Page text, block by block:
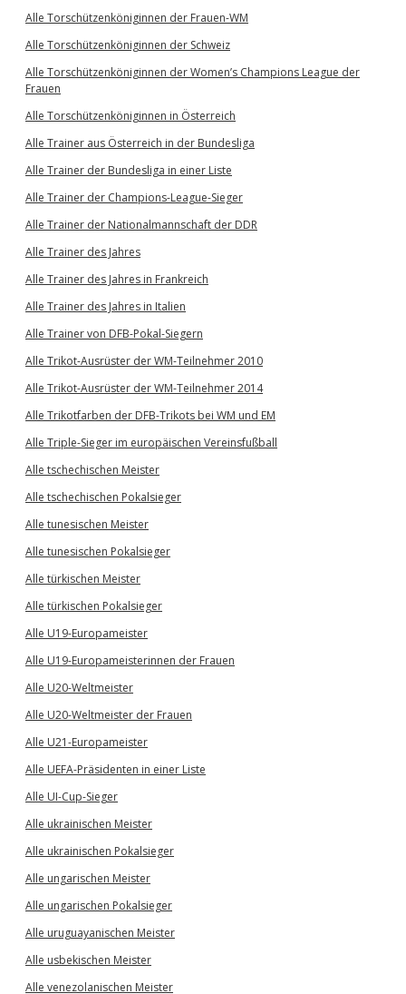
Alle Torschützenköniginnen der Frauen-WM
Alle Torschützenköniginnen der Schweiz
Alle Torschützenköniginnen der Women’s Champions League der
Frauen
Alle Torschützenköniginnen in Österreich
Alle Trainer aus Österreich in der Bundesliga
Alle Trainer der Bundesliga in einer Liste
Alle Trainer der Champions-League-Sieger
Alle Trainer der Nationalmannschaft der DDR
Alle Trainer des Jahres
Alle Trainer des Jahres in Frankreich
Alle Trainer des Jahres in Italien
Alle Trainer von DFB-Pokal-Siegern
Alle Trikot-Ausrüster der WM-Teilnehmer 2010
Alle Trikot-Ausrüster der WM-Teilnehmer 2014
Alle Trikotfarben der DFB-Trikots bei WM und EM
Alle Triple-Sieger im europäischen Vereinsfußball
Alle tschechischen Meister
Alle tschechischen Pokalsieger
Alle tunesischen Meister
Alle tunesischen Pokalsieger
Alle türkischen Meister
Alle türkischen Pokalsieger
Alle U19-Europameister
Alle U19-Europameisterinnen der Frauen
Alle U20-Weltmeister
Alle U20-Weltmeister der Frauen
Alle U21-Europameister
Alle UEFA-Präsidenten in einer Liste
Alle UI-Cup-Sieger
Alle ukrainischen Meister
Alle ukrainischen Pokalsieger
Alle ungarischen Meister
Alle ungarischen Pokalsieger
Alle uruguayanischen Meister
Alle usbekischen Meister
Alle venezolanischen Meister